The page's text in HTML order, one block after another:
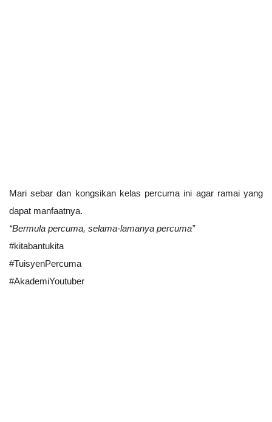
Mari sebar dan kongsikan kelas percuma ini agar ramai yang
dapat manfaatnya.
“Bermula percuma, selama-lamanya percuma”
#kitabantukita
#TuisyenPercuma
#AkademiYoutuber